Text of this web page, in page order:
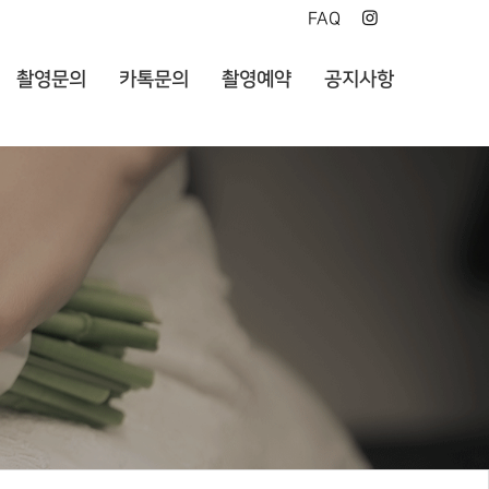
FAQ
촬영문의 카톡문의 촬영예약 공지사항